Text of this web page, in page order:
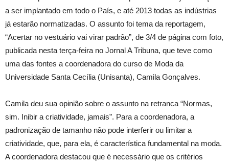
a ser implantado em todo o País, e até 2013 todas as indústrias
já estarão normatizadas. O assunto foi tema da reportagem,
“Acertar no vestuário vai virar padrão”, de 3/4 de página com foto,
publicada nesta terça-feira no Jornal A Tribuna, que teve como
uma das fontes a coordenadora do curso de Moda da
Universidade Santa Cecília (Unisanta), Camila Gonçalves.
Camila deu sua opinião sobre o assunto na retranca “Normas,
sim. Inibir a criatividade, jamais”. Para a coordenadora, a
padronização de tamanho não pode interferir ou limitar a
criatividade, que, para ela, é característica fundamental na moda.
A coordenadora destacou que é necessário que os critérios